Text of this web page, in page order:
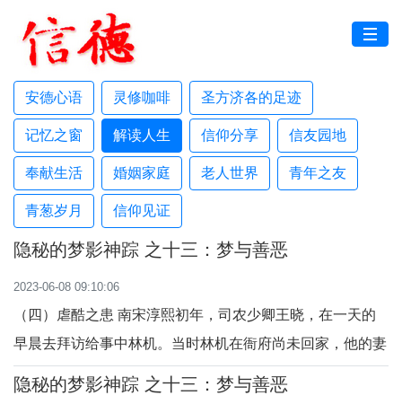
安德心语 灵修咖啡 圣方济各的足迹
记忆之窗 解读人生 信仰分享 信友园地
奉献生活 婚姻家庭 老人世界 青年之友
青葱岁月 信仰见证
隐秘的梦影神踪 之十三：梦与善恶
2023-06-08 09:10:06
（四）虐酷之患 南宋淳熙初年，司农少卿王晓，在一天的
早晨去拜访给事中林机。当时林机在衙府尚未回家，他的妻
子是王晓的侄女，见到王晓流着泪对他说：“林氏要灭门绝
隐秘的梦影神踪 之十三：梦与善恶